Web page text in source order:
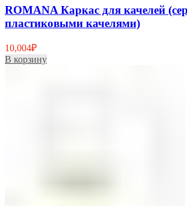
ROMANA Каркас для качелей
пластиковыми качелями)
10,004₽
В корзину